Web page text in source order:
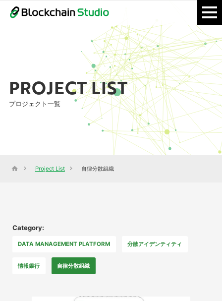
PROJECT LIST
プロジェクト一覧
Project List 自律分散組織
Category:
DATA MANAGEMENT PLATFORM 分散アイデンティティ
情報銀行 自律分散組織